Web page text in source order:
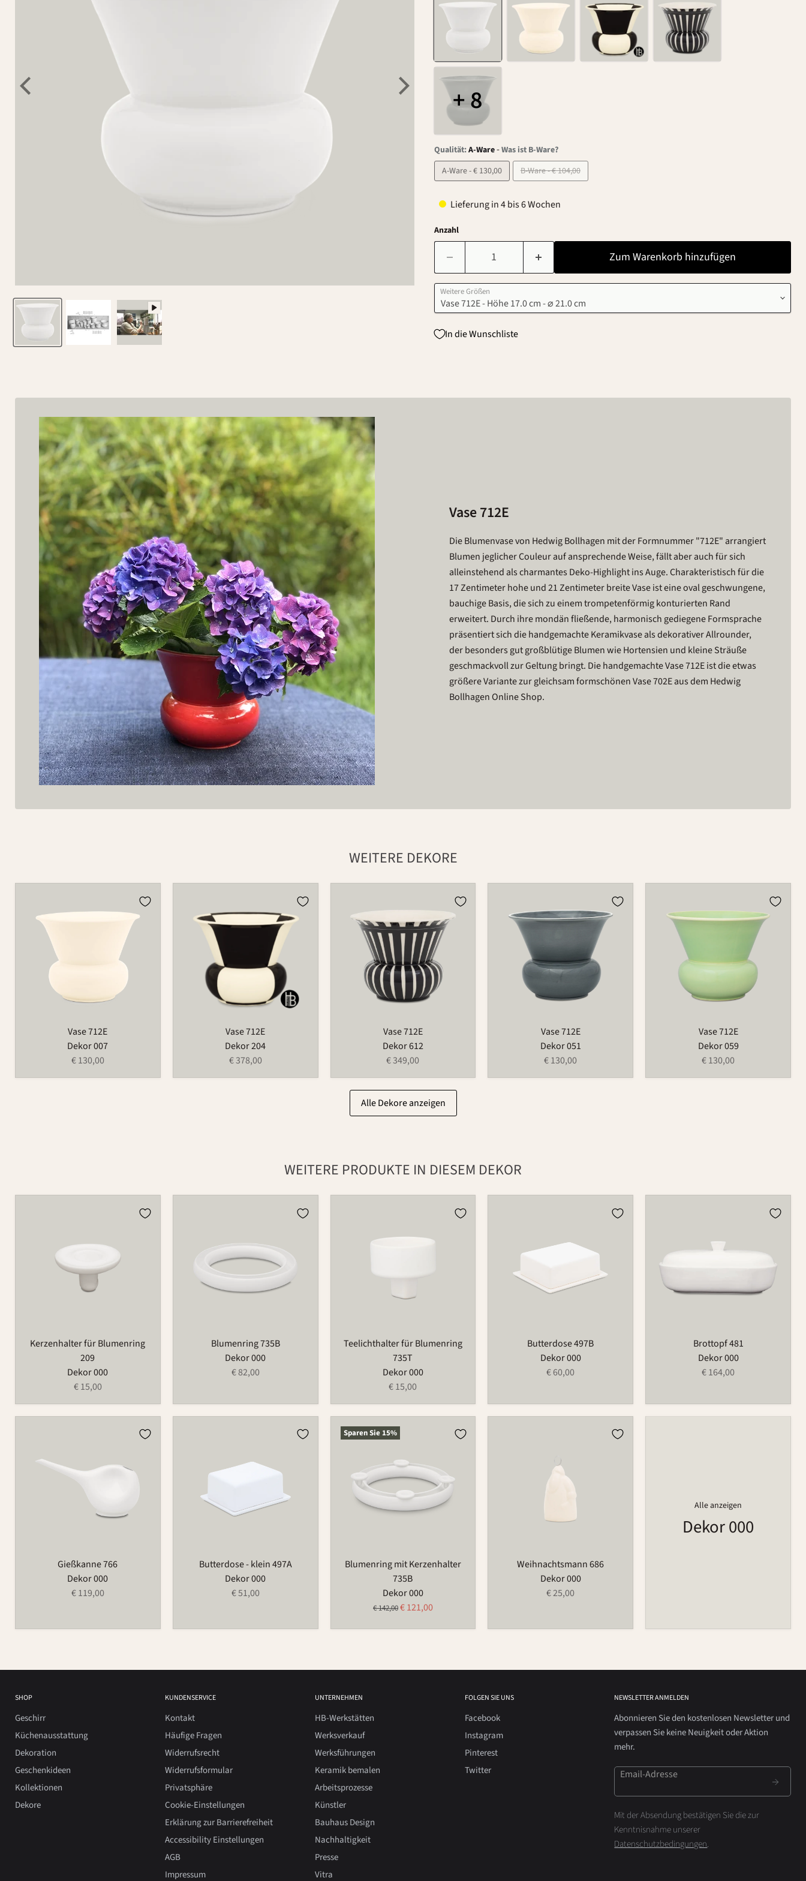
+ 8
Qualität:A-Ware-Was ist B-Ware?
A-Ware - € 130,00
B-Ware - € 104,00
Lieferung in 4 bis 6 Wochen
Anzahl
Zum Warenkorb hinzufügen
Weitere Größen
In die Wunschliste
Vase 712E
Die Blumenvase von Hedwig Bollhagen mit der Formnummer "712E" arrangiert
Blumen jeglicher Couleur auf ansprechende Weise, fällt aber auch für sich
alleinstehend als charmantes Deko-Highlight ins Auge. Charakteristisch für die
17 Zentimeter hohe und 21 Zentimeter breite Vase ist eine oval geschwungene,
bauchige Basis, die sich zu einem trompetenförmig konturierten Rand
erweitert. Durch ihre mondän fließende, harmonisch gediegene Formsprache
präsentiert sich die handgemachte Keramikvase als dekorativer Allrounder,
der besonders gut großblütige Blumen wie Hortensien und kleine Sträuße
geschmackvoll zur Geltung bringt. Die handgemachte Vase 712E ist die etwas
größere Variante zur gleichsam formschönen Vase 702E aus dem Hedwig
Bollhagen Online Shop.
WEITERE DEKORE
Vase 712E
Dekor 007
€ 130,00
Vase 712E
Dekor 204
€ 378,00
Vase 712E
Dekor 612
€ 349,00
Vase 712E
Dekor 051
€ 130,00
Vase 712E
Dekor 059
€ 130,00
Alle Dekore anzeigen
WEITERE PRODUKTE IN DIESEM DEKOR
Kerzenhalter für Blumenring
209
Dekor 000
€ 15,00
Blumenring 735B
Dekor 000
€ 82,00
Teelichthalter für Blumenring
735T
Dekor 000
€ 15,00
Butterdose 497B
Dekor 000
€ 60,00
Brottopf 481
Dekor 000
€ 164,00
Gießkanne 766
Dekor 000
€ 119,00
Butterdose - klein 497A
Dekor 000
€ 51,00
Sparen Sie 15%
Blumenring
mit
Blumenring mit Kerzenhalter
735B
Dekor 000
Ursprünglicher
€ 142,00Aktueller
Preis
€ 121,00
Weihnachtsmann 686
Dekor 000
€ 25,00
Alle anzeigen
Dekor 000
SHOP
Geschirr
Küchenausstattung
Dekoration
Geschenkideen
Kollektionen
Dekore
KUNDENSERVICE
Kontakt
Häufige Fragen
Widerrufsrecht
Widerrufsformular
Privatsphäre
Cookie-Einstellungen
Erklärung zur Barrierefreiheit
Accessibility Einstellungen
AGB
Impressum
UNTERNEHMEN
HB-Werkstätten
Werksverkauf
Werksführungen
Keramik bemalen
Arbeitsprozesse
Künstler
Bauhaus Design
Nachhaltigkeit
Presse
Vitra
FOLGEN SIE UNS
Facebook
Instagram
Pinterest
Twitter
NEWSLETTER ANMELDEN
Abonnieren Sie den kostenlosen Newsletter und
verpassen Sie keine Neuigkeit oder Aktion
mehr.
Email-Adresse
Mit der Absendung bestätigen Sie die zur
Kenntnisnahme unserer
Datenschutzbedingungen.